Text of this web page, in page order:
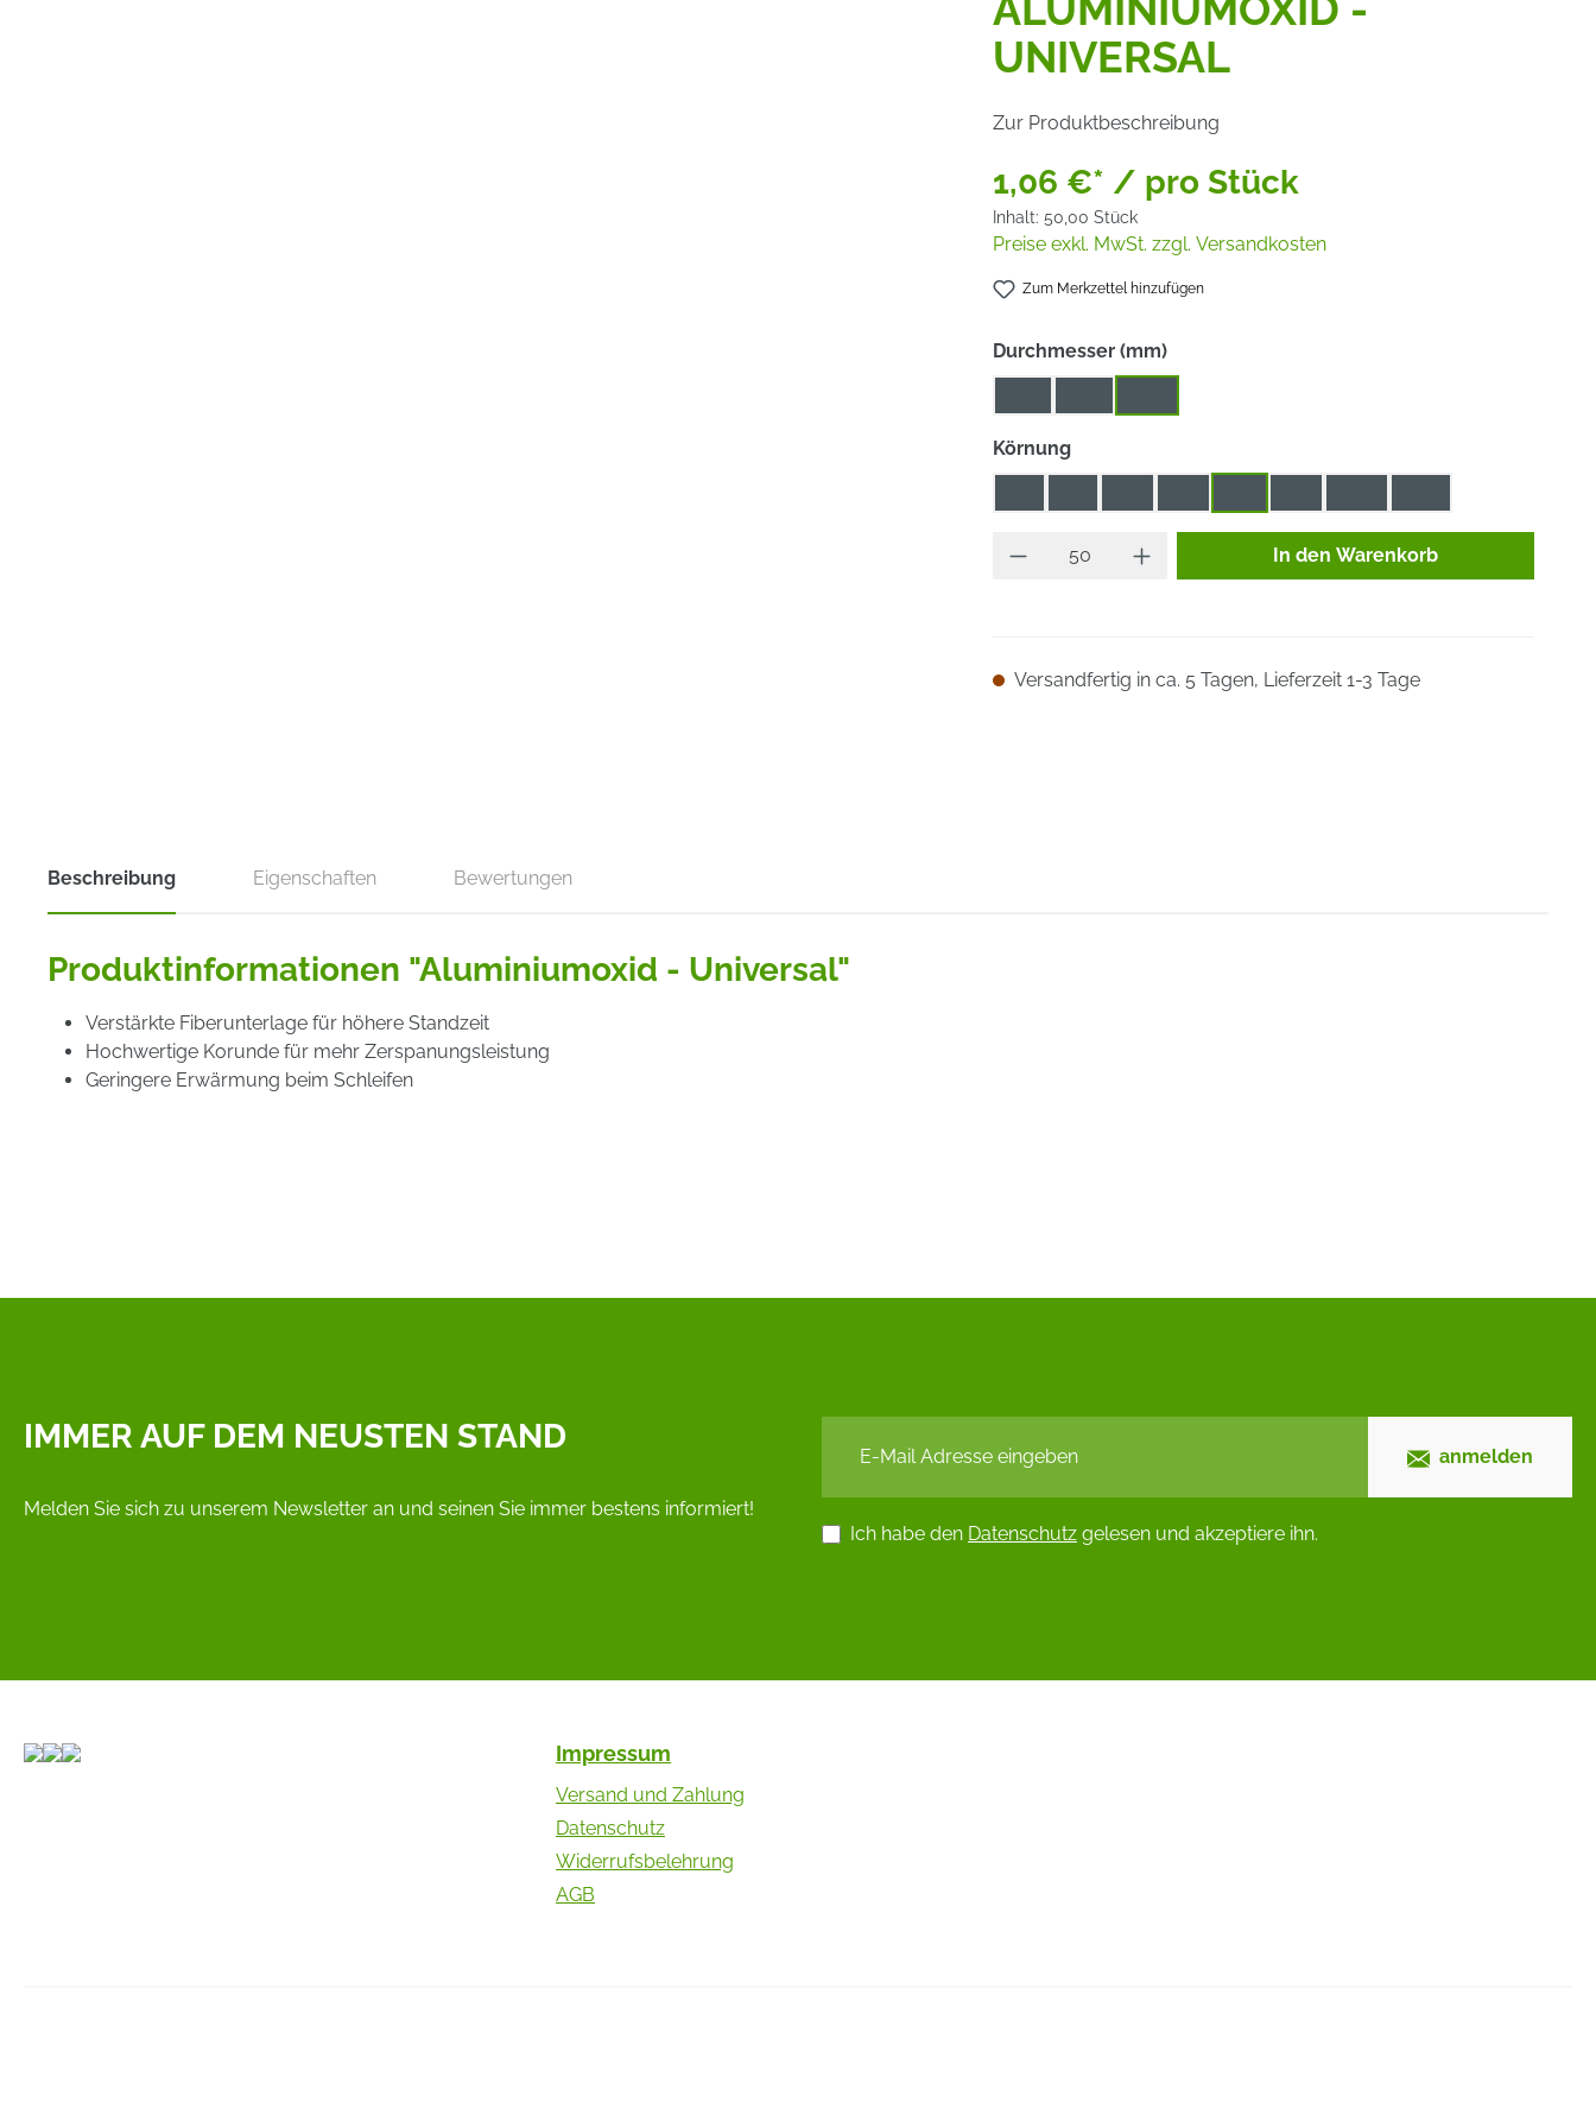
UNIVERSAL
Zur Produktbeschreibung
1,06 €* / pro Stück
Inhalt: 50,00 Stück
Preise exkl. MwSt. zzgl. Versandkosten
Zum Merkzettel hinzufügen
Durchmesser (mm)auswählen
Körnungauswählen
Produkt Anzahl: Gib den
In den Warenkorb
Versandfertig in ca. 5 Tagen, Lieferzeit 1-3 Tage
Beschreibung Eigenschaften Bewertungen
Produktinformationen "Aluminiumoxid - Universal"
Verstärkte Fiberunterlage für höhere Standzeit
Hochwertige Korunde für mehr Zerspanungsleistung
Geringere Erwärmung beim Schleifen
IMMER AUF DEM NEUSTEN STAND
Melden Sie sich zu unserem Newsletter an und seinen Sie immer bestens informiert!
anmelden
Ich habe den Datenschutz gelesen und akzeptiere ihn.
Impressum
Versand und Zahlung
Datenschutz
Widerrufsbelehrung
AGB